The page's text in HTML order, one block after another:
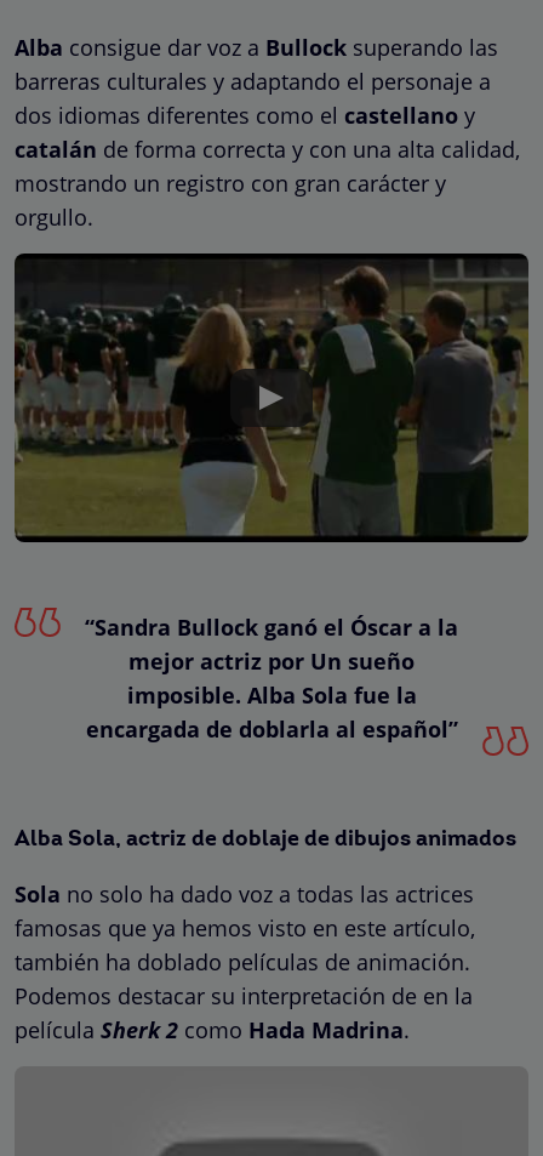
Alba consigue dar voz a Bullock superando las
barreras culturales y adaptando el personaje a
dos idiomas diferentes como el castellano y
catalán de forma correcta y con una alta calidad,
mostrando un registro con gran carácter y
orgullo.
“Sandra Bullock ganó el Óscar a la
mejor actriz por Un sueño
imposible. Alba Sola fue la
encargada de doblarla al español”
Alba Sola, actriz de doblaje de dibujos animados
Sola no solo ha dado voz a todas las actrices
famosas que ya hemos visto en este artículo,
también ha doblado películas de animación.
Podemos destacar su interpretación de en la
película Sherk 2 como Hada Madrina.